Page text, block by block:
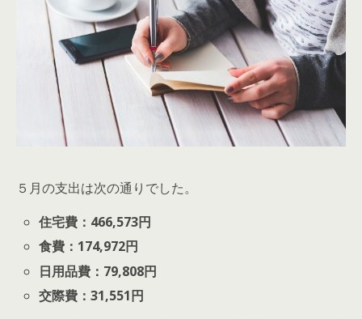
５月の支出は次の通りでした。
住宅費：466,573円
食費：174,972円
日用品費：79,808円
交際費：31,551円